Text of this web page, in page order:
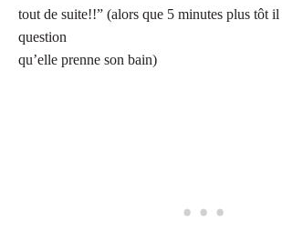
tout de suite!!” (alors que 5 minutes plus tôt il
question
qu’elle prenne son bain)